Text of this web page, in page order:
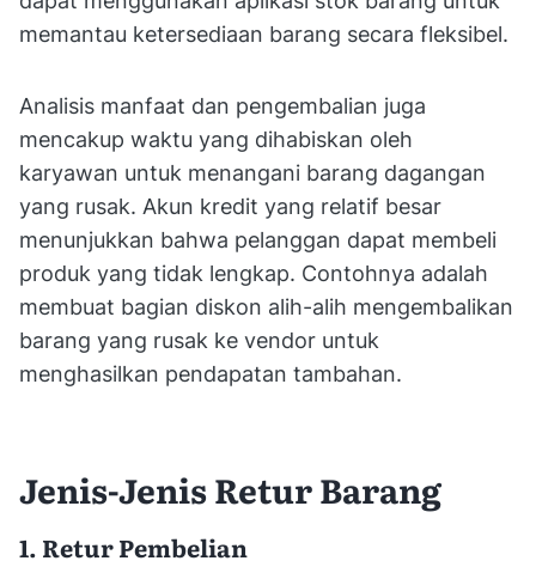
memantau ketersediaan barang secara fleksibel.
Analisis manfaat dan pengembalian juga
mencakup waktu yang dihabiskan oleh
karyawan untuk menangani barang dagangan
yang rusak. Akun kredit yang relatif besar
menunjukkan bahwa pelanggan dapat membeli
produk yang tidak lengkap. Contohnya adalah
membuat bagian diskon alih-alih mengembalikan
barang yang rusak ke vendor untuk
menghasilkan pendapatan tambahan.
Jenis-Jenis Retur Barang
1. Retur Pembelian